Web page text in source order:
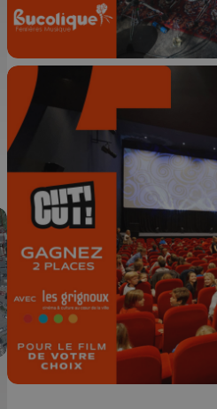
🎬 Concours CUT
Les Grignoux ✨
Concours permanent - 2
gagner chaque semaine